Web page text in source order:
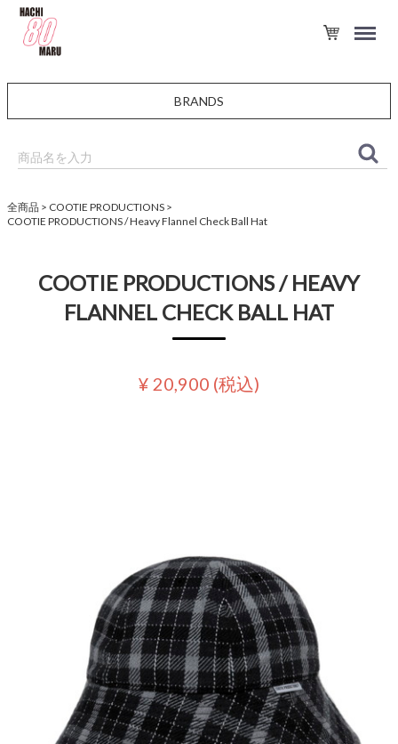
BRANDS
全商品
COOTIE PRODUCTIONS
COOTIE PRODUCTIONS / Heavy Flannel Check Ball Hat
COOTIE PRODUCTIONS / HEAVY
FLANNEL CHECK BALL HAT
¥ 20,900 (税込)